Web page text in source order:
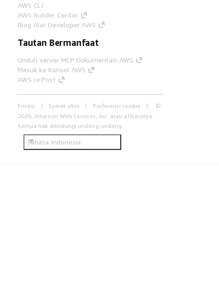
AWS CLI
AWS Builder Center
Blog Alat Developer AWS
Tautan Bermanfaat
Unduh server MCP Dokumentasi AWS
Masuk ke Konsol AWS
AWS re:Post
Privasi Syarat situs Preferensi cookie
©
2026, Amazon Web Services, Inc. atau afiliasinya.
Semua hak dilindungi undang-undang.
Bahasa Indonesia